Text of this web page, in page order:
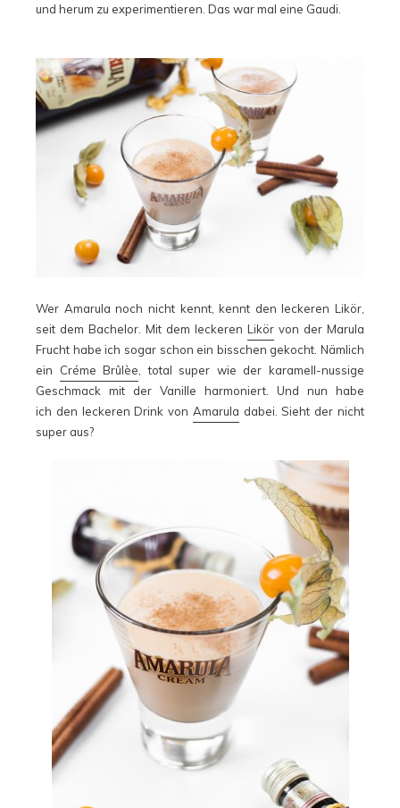
und herum zu experimentieren. Das war mal eine Gaudi.
Wer Amarula noch nicht kennt, kennt den leckeren Likör,
seit dem Bachelor. Mit dem leckeren Likör von der Marula
Frucht habe ich sogar schon ein bisschen gekocht. Nämlich
ein Créme Brûlèe , total super wie der karamell-nussige
Geschmack mit der Vanille harmoniert. Und nun habe
ich den leckeren Drink von Amarula dabei. Sieht der nicht
super aus?